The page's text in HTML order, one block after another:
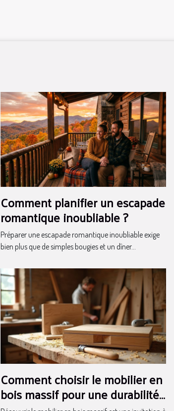
Comment planifier un escapade
romantique inoubliable ?
Préparer une escapade romantique inoubliable exige
bien plus que de simples bougies et un dîner...
Comment choisir le mobilier en
bois massif pour une durabilité